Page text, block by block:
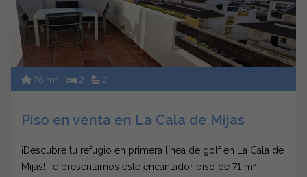
76 m2 2 2
Piso en venta en La Cala de Mijas
¡Descubre tu refugio en primera línea de golf en La Cala de
Mijas! Te presentamos este encantador piso de 71 m²